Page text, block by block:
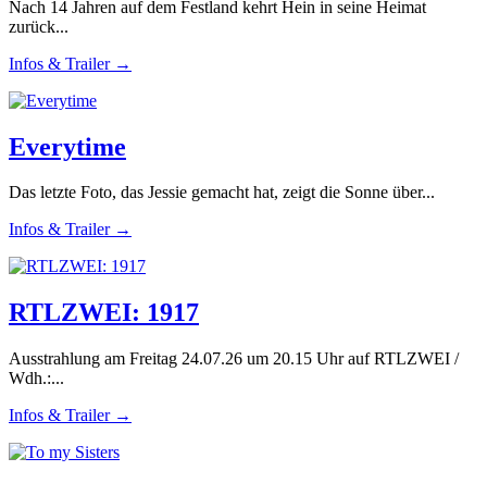
Nach 14 Jahren auf dem Festland kehrt Hein in seine Heimat
zurück...
Infos & Trailer →
Everytime
Das letzte Foto, das Jessie gemacht hat, zeigt die Sonne über...
Infos & Trailer →
RTLZWEI: 1917
Ausstrahlung am Freitag 24.07.26 um 20.15 Uhr auf RTLZWEI /
Wdh.:...
Infos & Trailer →